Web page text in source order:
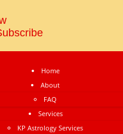
Home
About
FAQ
Services
KP Astrology Services